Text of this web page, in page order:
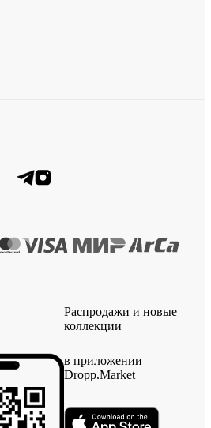
Распродажи и новые
коллекции
в приложении
Dropp.Market